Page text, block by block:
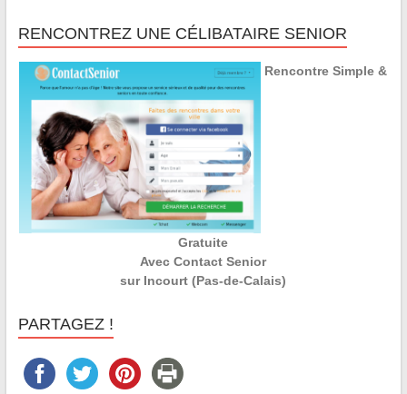
RENCONTREZ UNE CÉLIBATAIRE SENIOR
Rencontre Simple &
Gratuite
Avec Contact Senior
sur Incourt (Pas-de-Calais)
PARTAGEZ !